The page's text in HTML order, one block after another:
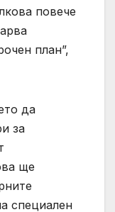
повече
план”,
да
за
ще
специален